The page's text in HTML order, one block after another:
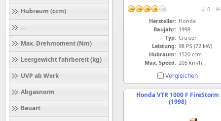
Hubraum (ccm)
Höchstgeschwindigkeit (km/h)
Max. Drehmoment (Nm)
Leergewicht fahrbereit (kg)
UVP ab Werk
Abgasnorm
Bauart
0
Hersteller: Honda
Baujahr: 1998
Typ: Cruiser
Leistung: 98 PS (72 kW)
Hubraum: 1520 ccm
Max. Speed: 205 km/h
Vergleichen
Honda VTR 1000 F FireStorm
(1998)